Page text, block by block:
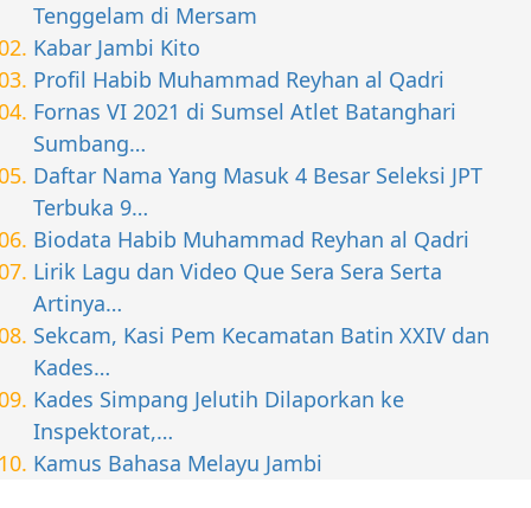
Tenggelam di Mersam
Kabar Jambi Kito
Profil Habib Muhammad Reyhan al Qadri
Fornas VI 2021 di Sumsel Atlet Batanghari
Sumbang…
Daftar Nama Yang Masuk 4 Besar Seleksi JPT
Terbuka 9…
Biodata Habib Muhammad Reyhan al Qadri
Lirik Lagu dan Video Que Sera Sera Serta
Artinya…
Sekcam, Kasi Pem Kecamatan Batin XXIV dan
Kades…
Kades Simpang Jelutih Dilaporkan ke
Inspektorat,…
Kamus Bahasa Melayu Jambi